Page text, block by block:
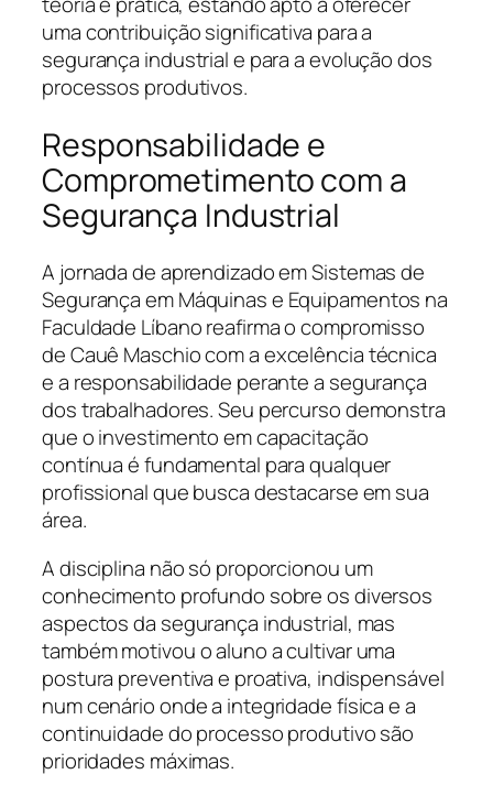
uma contribuição significativa para a
segurança industrial e para a evolução dos
processos produtivos.
Responsabilidade e
Comprometimento com a
Segurança Industrial
A jornada de aprendizado em Sistemas de
Segurança em Máquinas e Equipamentos na
Faculdade Líbano reafirma o compromisso
de Cauê Maschio com a excelência técnica
e a responsabilidade perante a segurança
dos trabalhadores. Seu percurso demonstra
que o investimento em capacitação
contínua é fundamental para qualquer
profissional que busca destacarse em sua
área.
A disciplina não só proporcionou um
conhecimento profundo sobre os diversos
aspectos da segurança industrial, mas
também motivou o aluno a cultivar uma
postura preventiva e proativa, indispensável
num cenário onde a integridade física e a
continuidade do processo produtivo são
prioridades máximas.